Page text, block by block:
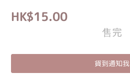
HK$15.00
售完
貨到通知我